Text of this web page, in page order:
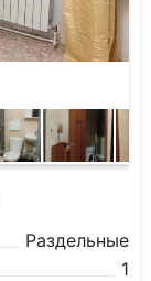
Раздельные
1